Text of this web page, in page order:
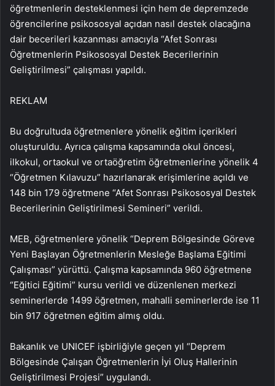
öğretmenlerin desteklenmesi için hem de depremzede
öğrencilerine psikososyal açıdan nasıl destek olacağına
dair becerileri kazanması amacıyla “Afet Sonrası
Öğretmenlerin Psikososyal Destek Becerilerinin
Geliştirilmesi” çalışması yapıldı.
REKLAM
Bu doğrultuda öğretmenlere yönelik eğitim içerikleri
oluşturuldu. Ayrıca çalışma kapsamında okul öncesi,
ilkokul, ortaokul ve ortaöğretim öğretmenlerine yönelik 4
“Öğretmen Kılavuzu” hazırlanarak erişimlerine açıldı ve
148 bin 179 öğretmene “Afet Sonrası Psikososyal Destek
Becerilerinin Geliştirilmesi Semineri” verildi.
MEB, öğretmenlere yönelik “Deprem Bölgesinde Göreve
Yeni Başlayan Öğretmenlerin Mesleğe Başlama Eğitimi
Çalışması” yürüttü. Çalışma kapsamında 960 öğretmene
“Eğitici Eğitimi” kursu verildi ve düzenlenen merkezi
seminerlerde 1499 öğretmen, mahalli seminerlerde ise 11
bin 917 öğretmen eğitim almış oldu.
Bakanlık ve UNICEF işbirliğiyle geçen yıl “Deprem
Bölgesinde Çalışan Öğretmenlerin İyi Oluş Hallerinin
Geliştirilmesi Projesi” uygulandı.